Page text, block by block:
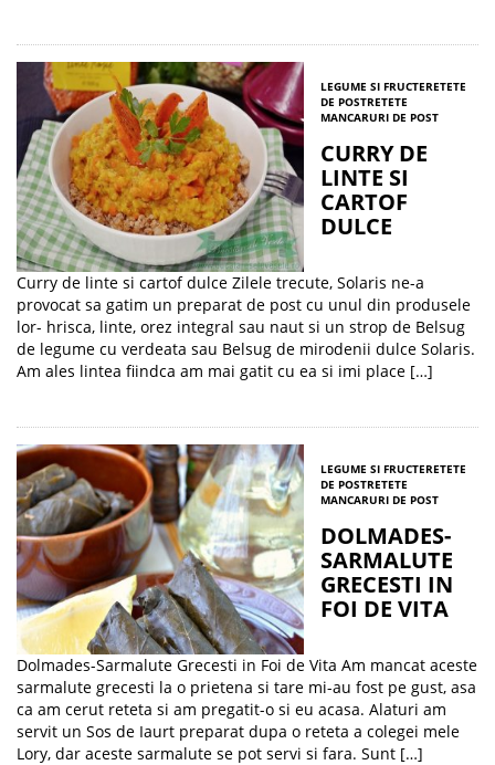
LEGUME SI FRUCTERETETE
DE POSTRETETE
MANCARURI DE POST
CURRY DE
LINTE SI
CARTOF
DULCE
Curry de linte si cartof dulce Zilele trecute, Solaris ne-a
provocat sa gatim un preparat de post cu unul din produsele
lor- hrisca, linte, orez integral sau naut si un strop de Belsug
de legume cu verdeata sau Belsug de mirodenii dulce Solaris.
Am ales lintea fiindca am mai gatit cu ea si imi place […]
LEGUME SI FRUCTERETETE
DE POSTRETETE
MANCARURI DE POST
DOLMADES-
SARMALUTE
GRECESTI IN
FOI DE VITA
Dolmades-Sarmalute Grecesti in Foi de Vita Am mancat aceste
sarmalute grecesti la o prietena si tare mi-au fost pe gust, asa
ca am cerut reteta si am pregatit-o si eu acasa. Alaturi am
servit un Sos de Iaurt preparat dupa o reteta a colegei mele
Lory, dar aceste sarmalute se pot servi si fara. Sunt […]